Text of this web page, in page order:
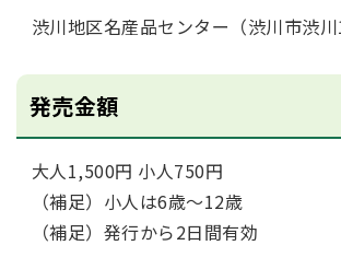
渋川地区名産品センター（渋川市渋川
発売金額
大人1,500円 小人750円
（補足）小人は6歳～12歳
（補足）発行から2日間有効